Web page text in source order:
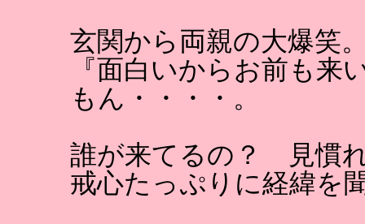
玄関から両親の大爆笑
『面白いからお前も来
もん・・・・。
誰が来てるの？ 見慣
戒心たっぷりに経緯を